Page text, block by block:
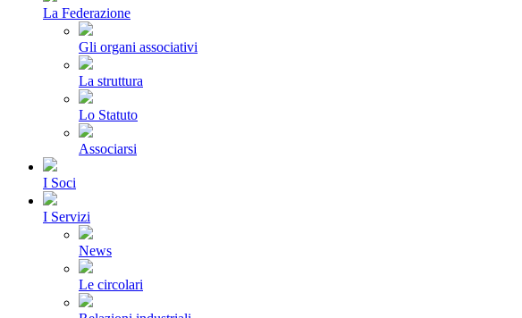
La Federazione
Gli organi associativi
La struttura
Lo Statuto
Associarsi
I Soci
I Servizi
News
Le circolari